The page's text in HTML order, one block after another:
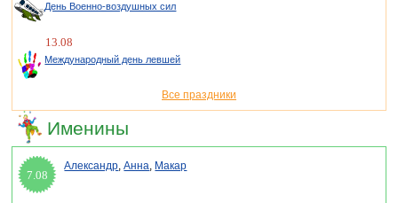
День Военно-воздушных сил
13.08
Международный день левшей
Все праздники
Именины
7.08
Александр,Анна, Макар